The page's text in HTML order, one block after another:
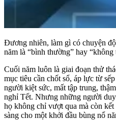
Đương nhiên, làm gì có chuyện
năm là “bình thường” hay “không
Cuối năm luôn là giai đoạn thử
mục tiêu cần chốt sổ, áp lực từ
người kiệt sức, mất tập trung,
nghỉ Tết. Nhưng những người
họ không chỉ vượt qua mà còn
sàng cho một khởi đầu bùng nổ